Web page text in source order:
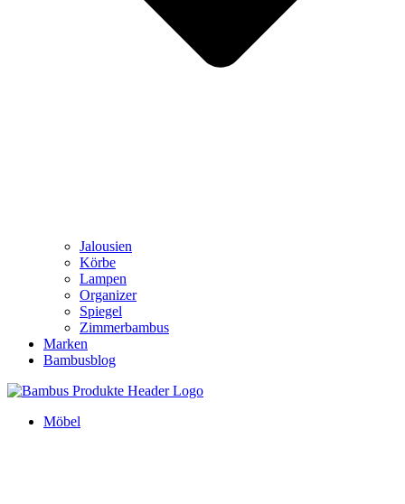
Jalousien
Körbe
Lampen
Organizer
Spiegel
Zimmerbambus
Marken
Bambusblog
Möbel